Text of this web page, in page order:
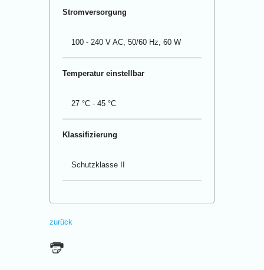
Stromversorgung
100 - 240 V AC, 50/60 Hz, 60 W
Temperatur einstellbar
27 °C - 45 °C
Klassifizierung
Schutzklasse II
zurück